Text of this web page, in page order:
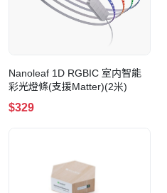
Nanoleaf 1D RGBIC 室内智能
彩光燈條(支援Matter)(2米)
$329